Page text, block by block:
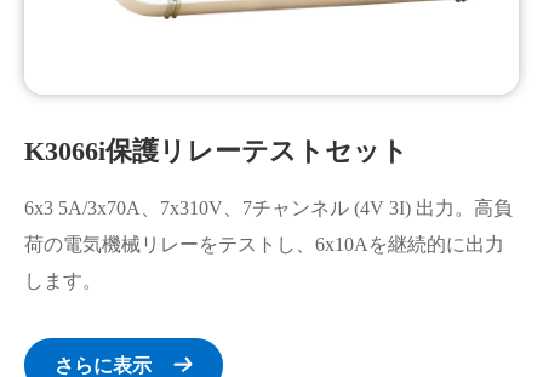
K3066i保護リレーテストセット
6x3 5A/3x70A、7x310V、7チャンネル (4V 3I) 出力。高負
荷の電気機械リレーをテストし、6x10Aを継続的に出力
します。
さらに表示 